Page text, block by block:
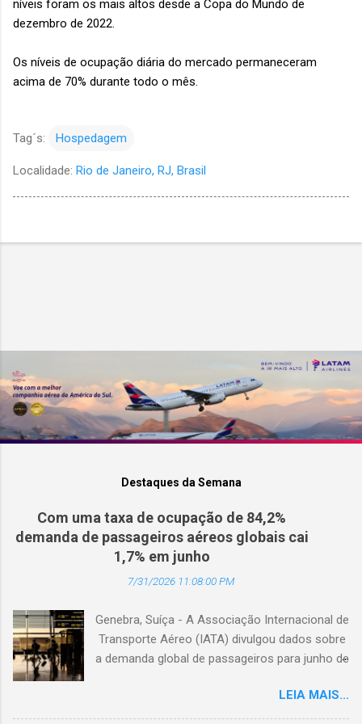
níveis foram os mais altos desde a Copa do Mundo de
dezembro de 2022.
Os níveis de ocupação diária do mercado permaneceram
acima de 70% durante todo o mês.
Tag´s: Hospedagem
Localidade: Rio de Janeiro, RJ, Brasil
Destaques da Semana
Com uma taxa de ocupação de 84,2%
demanda de passageiros aéreos globais cai
1,7% em junho
7/31/2026 11:08:00 PM
Genebra, Suíça - A Associação Internacional de
Transporte Aéreo (IATA) divulgou dados sobre
a demanda global de passageiros para junho de
passageiros-quilômetro pagos (RPK), caiu 1,7%
em comparação com junho de 2025. Excluindo
LEIA MAIS...